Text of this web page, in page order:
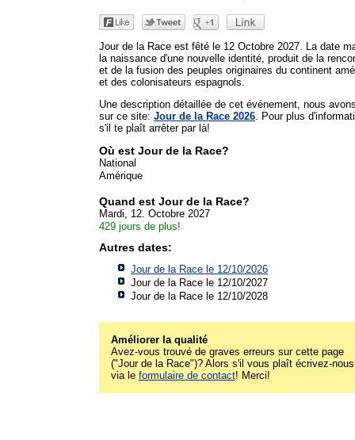
Jour de la Race est fêté le 12 Octobre 2027. La date
la naissance d'une nouvelle identité, produit de la
et de la fusion des peuples originaires du continent
et des colonisateurs espagnols.
Une description détaillée de cet événement, nous
sur ce site: Jour de la Race 2026 . Pour plus
s'il te plaît arrêter par là!
Où est Jour de la Race?
National
Amérique
Quand est Jour de la Race?
Mardi, 12. Octobre 2027
429 jours de plus!
Autres dates:
Jour de la Race le 12/10/2026
Jour de la Race le 12/10/2027
Jour de la Race le 12/10/2028
Améliorer la qualité
Avez-vous trouvé de graves erreurs sur cette page
("Jour de la Race")? Alors s'il vous plaît écrivez-nous
via le formulaire de contact! Merci!